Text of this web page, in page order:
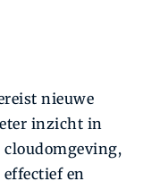
nieuwe
inzicht in
effectief en